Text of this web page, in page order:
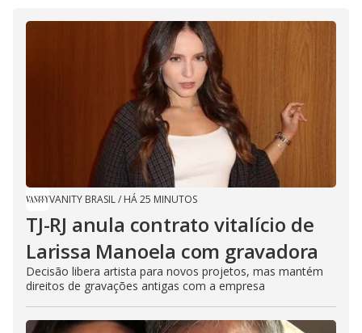
VANITY BRASIL/ HÁ 25 MINUTOS
TJ-RJ anula contrato vitalício de
Larissa Manoela com gravadora
Decisão libera artista para novos projetos, mas mantém
direitos de gravações antigas com a empresa